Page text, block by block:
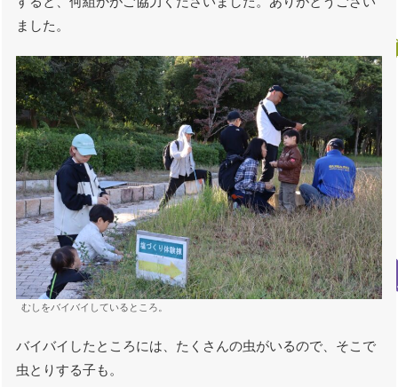
ました。
むしをバイバイしているところ。
バイバイしたところには、たくさんの虫がいるので、そこで
虫とりする子も。